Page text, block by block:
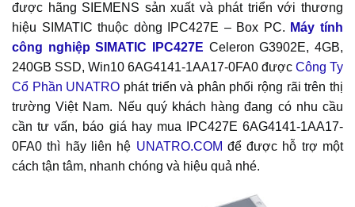
được hãng SIEMENS sản xuất và phát triển với thương
hiệu SIMATIC thuộc dòng IPC427E – Box PC. Máy tính
công nghiệp SIMATIC IPC427E Celeron G3902E, 4GB,
240GB SSD, Win10 6AG4141-1AA17-0FA0 được Công Ty
Cổ Phần UNATRO phát triển và phân phối rộng rãi trên thị
trường Việt Nam. Nếu quý khách hàng đang có nhu cầu
cần tư vấn, báo giá hay mua IPC427E 6AG4141-1AA17-
0FA0 thì hãy liên hệ UNATRO.COM để được hỗ trợ một
cách tận tâm, nhanh chóng và hiệu quả nhé.